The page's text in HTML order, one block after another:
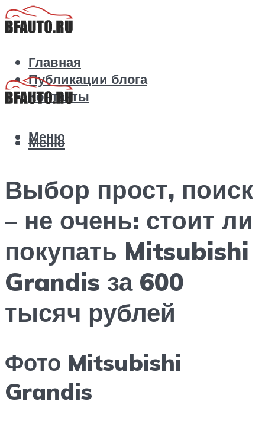
Главная
Публикации блога
Контакты
Меню
Меню
Выбор прост, поиск
– не очень: стоит ли
покупать Mitsubishi
Grandis за 600
тысяч рублей
Фото Mitsubishi
Grandis